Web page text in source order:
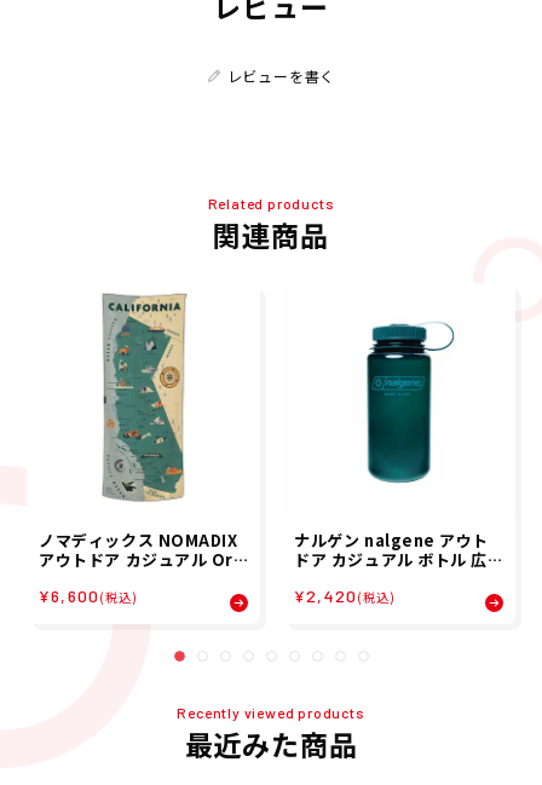
レビューを書く
Related products
関連商品
ノマディックス NOMADIX
アウトドア カジュアル Ori
241 メンズ レディース ユニ
¥6,600 (税込)
ナルゲン nalgene アウト
ドア カジュアル ボトル 広口
07 メンズ レディース ユニ
¥2,420 (税込)
Recently viewed products
最近みた商品